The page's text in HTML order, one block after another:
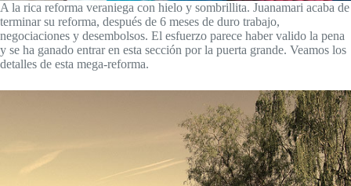
A la rica reforma veraniega con hielo y sombrillita. Juanamari acaba de
terminar su reforma, después de 6 meses de duro trabajo,
negociaciones y desembolsos. El esfuerzo parece haber valido la pena
y se ha ganado entrar en esta sección por la puerta grande. Veamos los
detalles de esta mega-reforma.